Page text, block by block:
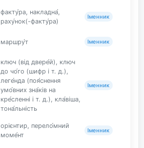
факту́ра, накладна́,
раху́нок(-факту́ра)
Іменник
маршру́т Іменник
ключ (від двере́й), ключ
до чо́го (шифр і т. д.),
леге́нда (поя́снення
умо́вних зна́ків на
кре́сленні і т. д.), кла́віша,
тона́льність
Іменник
орієнтир, перело́мний
моме́нт
Іменник